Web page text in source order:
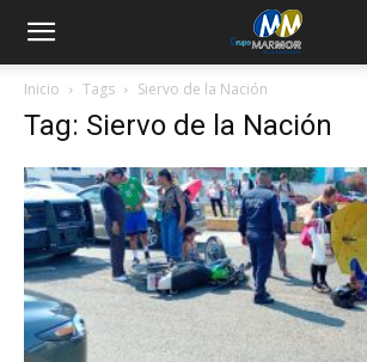
Inicio Tags Siervo de la Nación
Tag: Siervo de la Nación